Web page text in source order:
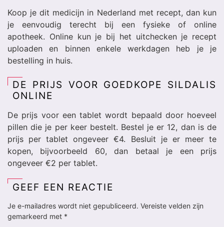
Koop je dit medicijn in Nederland met recept, dan kun
je eenvoudig terecht bij een fysieke of online
apotheek. Online kun je bij het uitchecken je recept
uploaden en binnen enkele werkdagen heb je je
bestelling in huis.
DE PRIJS VOOR GOEDKOPE SILDALIS
ONLINE
De prijs voor een tablet wordt bepaald door hoeveel
pillen die je per keer bestelt. Bestel je er 12, dan is de
prijs per tablet ongeveer €4. Besluit je er meer te
kopen, bijvoorbeeld 60, dan betaal je een prijs
ongeveer €2 per tablet.
GEEF EEN REACTIE
Je e-mailadres wordt niet gepubliceerd. Vereiste velden zijn
gemarkeerd met *